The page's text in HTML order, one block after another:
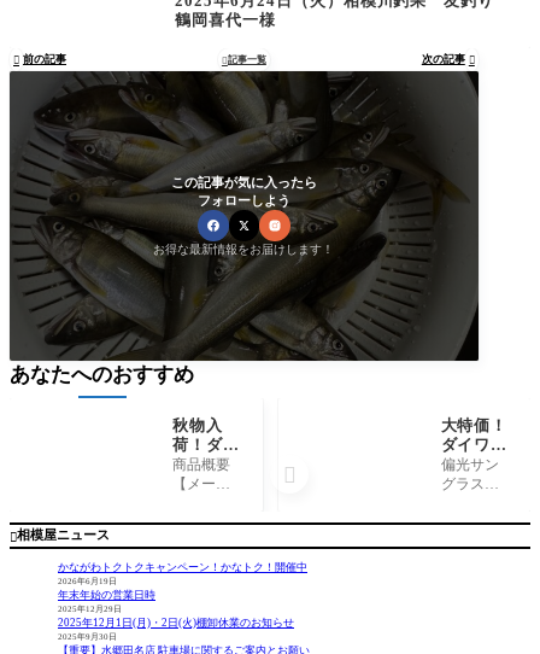
鶴岡喜代一様
 前の記事 記事一覧 次の記事 
この記事が気に入ったら
フォローしよう
お得な最新情報をお届けします！
相模屋ニュース
かながわトクトクキャンペーン！かなトク！開催中
2026年6月19日
年末年始の営業日時
2025年12月29日
2025年12月1日(月)・2日(火)棚卸休業のお知らせ
2025年9月30日
【重要】水郷田名店 駐車場に関するご案内とお願い
あなたへのおすすめ
秋物入
荷！ダイ
ワ『MA-
1ジャケ
J-5925』
商品概要
【メーカ
イワ【商
A-1ジャケ
ント 秋物
大特価！
ダイワ
『偏光サ
ングラス
偏光サン
グラスは
らつきを
